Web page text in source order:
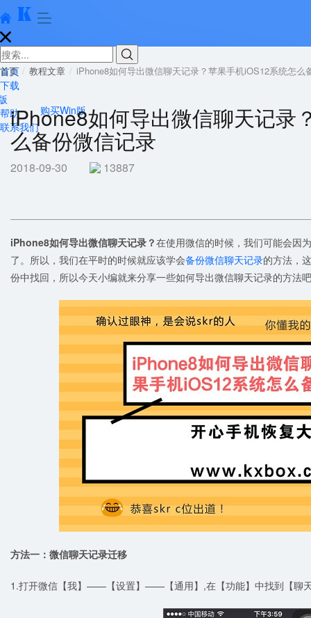
  


首页
下载
购买Win版
帮助
联系我们
首页 教程文章 iPhone8如何导出微信聊天记录？苹果手机iOS12系统怎么
iPhone8如何导出微信聊天记录
么备份微信记录
2018-09-30 13887
iPhone8如何导出微信聊天记录？在使用微信的时候，我们可能会因
了。所以，我们在平时的时候就应该学会备份微信聊天记录的方法，
份中找回，所以今天小编就来分享一些如何导出微信聊天记录的方法
方法一：微信聊天记录迁移
1.打开微信【我】——【设置】——【通用】,在【功能】中找到【聊